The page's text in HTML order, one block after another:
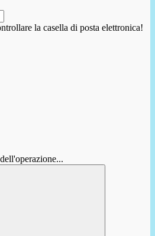
la casella di posta elettronica!